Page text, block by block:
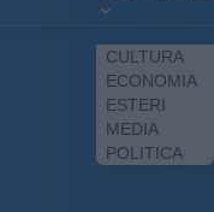
CULTURA
ECONOMIA
ESTERI
MEDIA
POLITICA